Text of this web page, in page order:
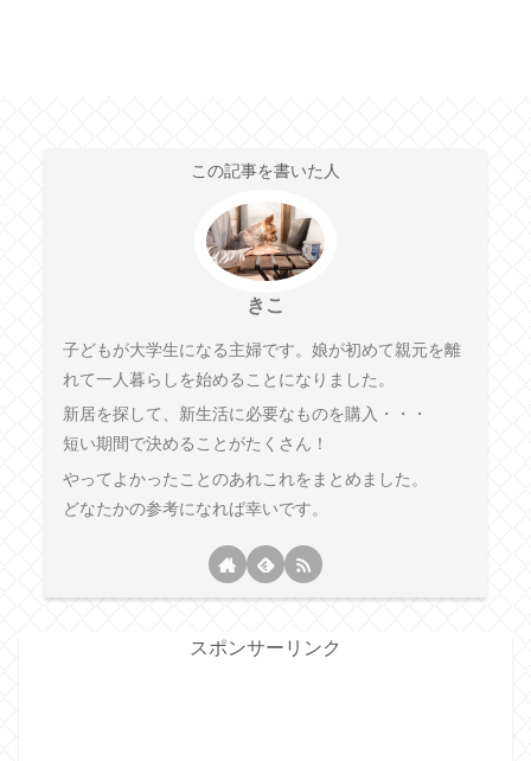
この記事を書いた人
きこ
子どもが大学生になる主婦です。娘が初めて親元を離
れて一人暮らしを始めることになりました。
新居を探して、新生活に必要なものを購入・・・
短い期間で決めることがたくさん！
やってよかったことのあれこれをまとめました。
どなたかの参考になれば幸いです。
スポンサーリンク